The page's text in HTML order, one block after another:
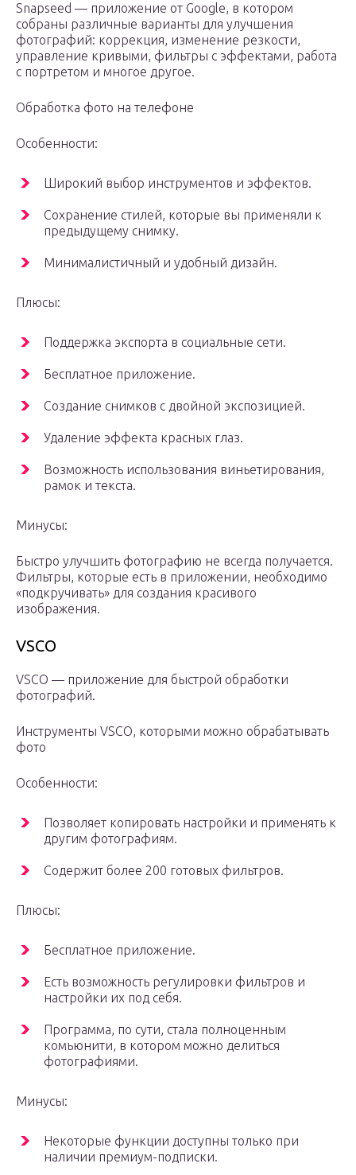
Snapseed — приложение от Google, в котором
собраны различные варианты для улучшения
фотографий: коррекция, изменение резкости,
управление кривыми, фильтры с эффектами, работа
с портретом и многое другое.
Обработка фото на телефоне
Особенности:
Широкий выбор инструментов и эффектов.
Сохранение стилей, которые вы применяли к
предыдущему снимку.
Минималистичный и удобный дизайн.
Плюсы:
Поддержка экспорта в социальные сети.
Бесплатное приложение.
Создание снимков с двойной экспозицией.
Удаление эффекта красных глаз.
Возможность использования виньетирования,
рамок и текста.
Минусы:
Быстро улучшить фотографию не всегда получается.
Фильтры, которые есть в приложении, необходимо
«подкручивать» для создания красивого
изображения.
VSCO
VSCO — приложение для быстрой обработки
фотографий.
Инструменты VSCO, которыми можно обрабатывать
фото
Особенности:
Позволяет копировать настройки и применять к
другим фотографиям.
Содержит более 200 готовых фильтров.
Плюсы:
Бесплатное приложение.
Есть возможность регулировки фильтров и
настройки их под себя.
Программа, по сути, стала полноценным
комьюнити, в котором можно делиться
фотографиями.
Минусы:
Некоторые функции доступны только при
наличии премиум-подписки.